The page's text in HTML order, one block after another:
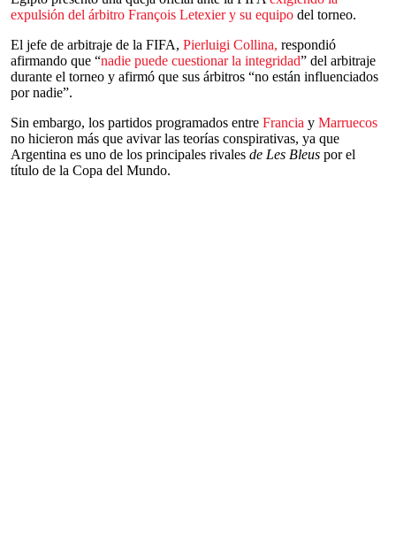
expulsión del árbitro François Letexier y su equipo del torneo.
El jefe de arbitraje de la FIFA, Pierluigi Collina, respondió
afirmando que “nadie puede cuestionar la integridad” del arbitraje
durante el torneo y afirmó que sus árbitros “no están influenciados
por nadie”.
Sin embargo, los partidos programados entre Francia y Marruecos
no hicieron más que avivar las teorías conspirativas, ya que
Argentina es uno de los principales rivales de Les Bleus por el
título de la Copa del Mundo.